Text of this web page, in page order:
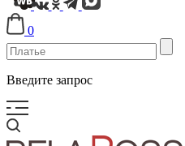
0
Введите запрос